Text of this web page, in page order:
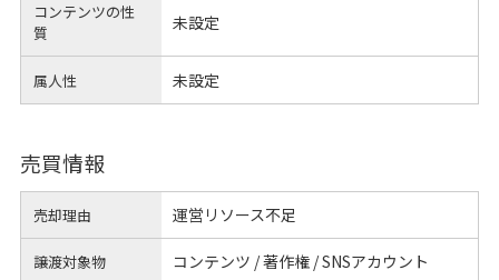
コンテンツの性
質
未設定
属人性 未設定
売買情報
売却理由 運営リソース不足
譲渡対象物 コンテンツ / 著作権 / SNSアカウント